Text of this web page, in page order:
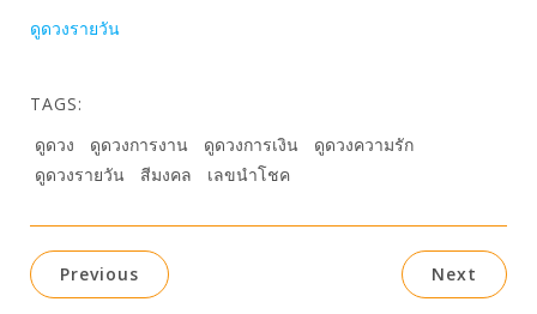
ดูดวงรายวัน
TAGS:
ดูดวง
ดูดวงการงาน ดูดวงการเงิน
ดูดวงความรัก
ดูดวงรายวัน
สีมงคล เลขนำโชค
Previous Next